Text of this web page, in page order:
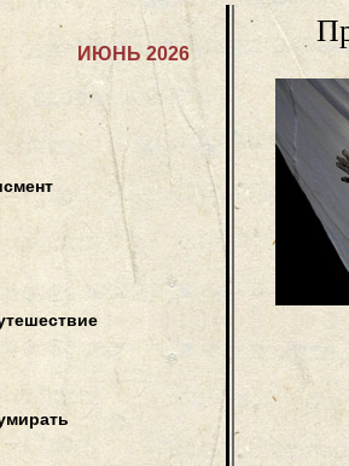
ИЮНЬ 2026